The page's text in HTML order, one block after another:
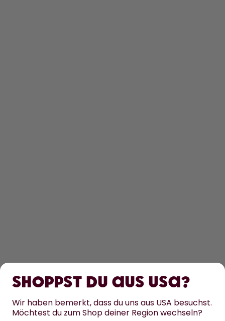
Shoppst du aus USA?
Wir haben bemerkt, dass du uns aus USA besuchst.
Möchtest du zum Shop deiner Region wechseln?